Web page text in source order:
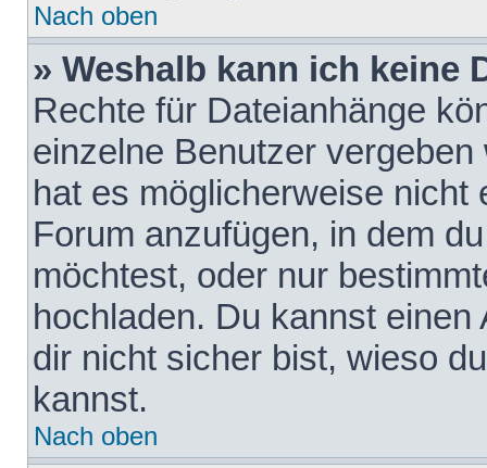
Nach oben
» Weshalb kann ich keine
Rechte für Dateianhänge
einzelne Benutzer
hat es möglicherweise nicht
Forum anzufügen, in dem
möchtest, oder nur
hochladen. Du kannst
dir nicht sicher bist, wieso
kannst.
Nach oben